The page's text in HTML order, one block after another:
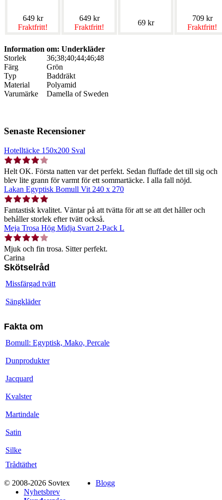
649 kr
Fraktfritt!
649 kr
Fraktfritt!
69 kr
709 kr
Fraktfritt!
Information om: Underkläder
Storlek
36;38;40;44;46;48
Färg
Grön
Typ
Baddräkt
Material
Polyamid
Varumärke
Damella of Sweden
Senaste Recensioner
Hotelltäcke 150x200 Sval
Helt OK. Första natten var det perfekt. Sedan fluffade det till sig och
blev lite grann för varmt för ett sommartäcke. I alla fall nöjd.
Lakan Egyptisk Bomull Vit 240 x 270
Fantastisk kvalitet. Väntar på att tvätta för att se att det håller och
behåller storlek efter tvätt också.
Meja Trosa Hög Midja Svart 2-Pack L
Mjuk och fin trosa. Sitter perfekt.
Carina
Skötselråd
Missfärgad tvätt
Sängkläder
Fakta om
Bomull: Egyptisk, Mako, Percale
Dunprodukter
Jacquard
Kvalster
Martindale
Satin
Silke
Trådtäthet
© 2008-2026 Sovtex
Blogg
Nyhetsbrev